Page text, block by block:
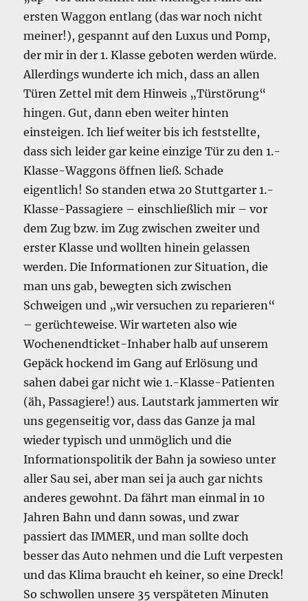
ersten Waggon entlang (das war noch nicht
meiner!), gespannt auf den Luxus und Pomp,
der mir in der 1. Klasse geboten werden würde.
Allerdings wunderte ich mich, dass an allen
Türen Zettel mit dem Hinweis „Türstörung“
hingen. Gut, dann eben weiter hinten
einsteigen. Ich lief weiter bis ich feststellte,
dass sich leider gar keine einzige Tür zu den 1.-
Klasse-Waggons öffnen ließ. Schade
eigentlich! So standen etwa 20 Stuttgarter 1.-
Klasse-Passagiere – einschließlich mir – vor
dem Zug bzw. im Zug zwischen zweiter und
erster Klasse und wollten hinein gelassen
werden. Die Informationen zur Situation, die
man uns gab, bewegten sich zwischen
Schweigen und „wir versuchen zu reparieren“
– gerüchteweise. Wir warteten also wie
Wochenendticket-Inhaber halb auf unserem
Gepäck hockend im Gang auf Erlösung und
sahen dabei gar nicht wie 1.-Klasse-Patienten
(äh, Passagiere!) aus. Lautstark jammerten wir
uns gegenseitig vor, dass das Ganze ja mal
wieder typisch und unmöglich und die
Informationspolitik der Bahn ja sowieso unter
aller Sau sei, aber man sei ja auch gar nichts
anderes gewohnt. Da fährt man einmal in 10
Jahren Bahn und dann sowas, und zwar
passiert das IMMER, und man sollte doch
besser das Auto nehmen und die Luft verpesten
und das Klima braucht eh keiner, so eine Dreck!
So schwollen unsere 35 verspäteten Minuten